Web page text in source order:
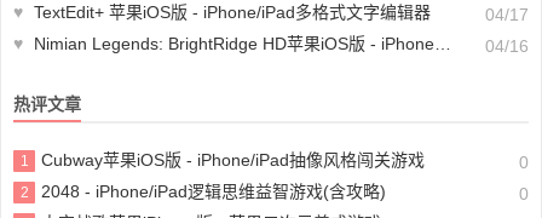
♥ TextEdit+ 苹果iOS版 - iPhone/iPad多格式文字编辑器
04/17
♥
Nimian Legends: BrightRidge HD苹果iOS版 - iPhone/iPad开放的游戏探索冒险游戏 04/16
热评文章
1 Cubway苹果iOS版 - iPhone/iPad抽像风格闯关游戏 0
2 2048 - iPhone/iPad逻辑思维益智游戏(含攻略) 0